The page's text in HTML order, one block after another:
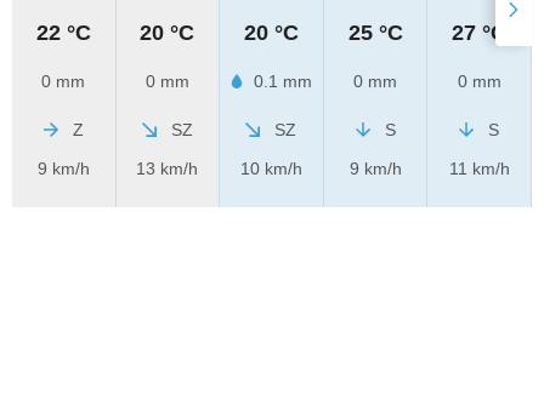
22 °C
0 mm
Z
9 km/h
20 °C
0 mm
SZ
13 km/h
20 °C
0.1 mm
SZ
10 km/h
25 °C
0 mm
S
9 km/h
27 °C
0 mm
S
11 km/h